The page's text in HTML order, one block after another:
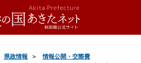
県政情報
情報公開・交際費